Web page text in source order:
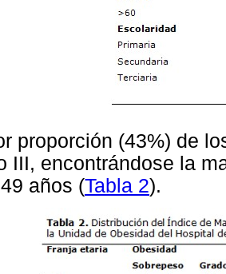
proporción (43%) de
III, encontrándose la
años (Tabla 2).